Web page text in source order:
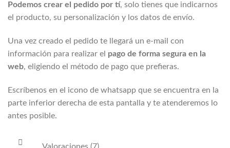
Podemos crear el pedido por tí, solo tienes que indicarnos
el producto, su personalización y los datos de envío.
Una vez creado el pedido te llegará un e-mail con
información para realizar el pago de forma segura en la
web, eligiendo el método de pago que prefieras.
Escríbenos en el icono de whatsapp que se encuentra en la
parte inferior derecha de esta pantalla y te atenderemos lo
antes posible.